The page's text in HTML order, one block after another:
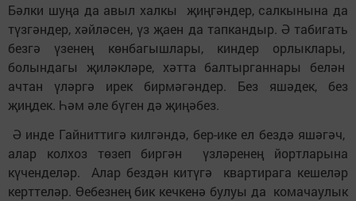
Бәлки шуңа да авыл халкы җиңгәндер, салкынына да
түзгәндер, хәйләсен, үз җаен да тапкандыр. Ә табигать
безгә үзенең көнбагышлары, киндер орлыклары,
болындагы җиләкләре, хәтта балтырганнары белән
ачтан үләргә ирек бирмәгәндер. Без яшәдек, без
җиңдек. Һәм әле бүген дә җиңәбез.
Ә инде Гайниттигә килгәндә, бер-ике ел бездә яшәгәч,
алар колхоз төзеп биргән үзләренең йортларына
күченделәр. Алар бездән китүгә квартирага кешеләр
керттеләр. Өебезнең бик кечкенә булуы да комачаулык